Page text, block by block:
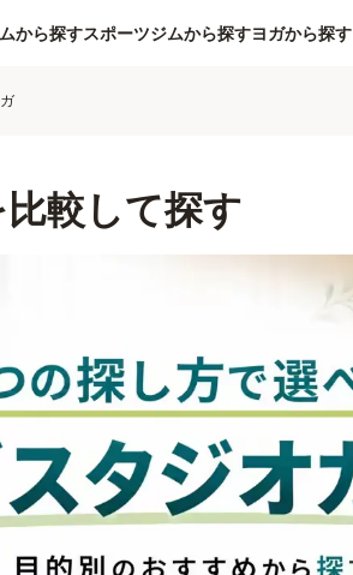
から探すスポーツジムから探すヨガから探す
較して探す